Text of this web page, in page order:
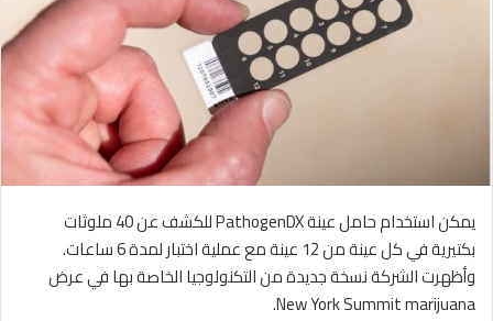
يمكن استخدام حامل عينة PathogenDX للكشف عن 40 ملوثات
بكتيرية في كل عينة من 12 عينة مع عملية اختبار لمدة 6 ساعات.
وأظهرت الشركة نسخة جديدة من التكنولوجيا الخاصة بها في عرض
New York Summit marijuana.